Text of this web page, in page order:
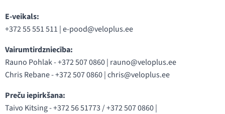
E-veikals:
+372 55 551 511 |e-pood@veloplus.ee
Vairumtirdzniecība:
Rauno Pohlak - +372 507 0860 | rauno@veloplus.ee
Chris Rebane - +372 507 0860 |chris@veloplus.ee
Preču iepirkšana:
Taivo Kitsing - +372 56 51773 / +372 507 0860 |